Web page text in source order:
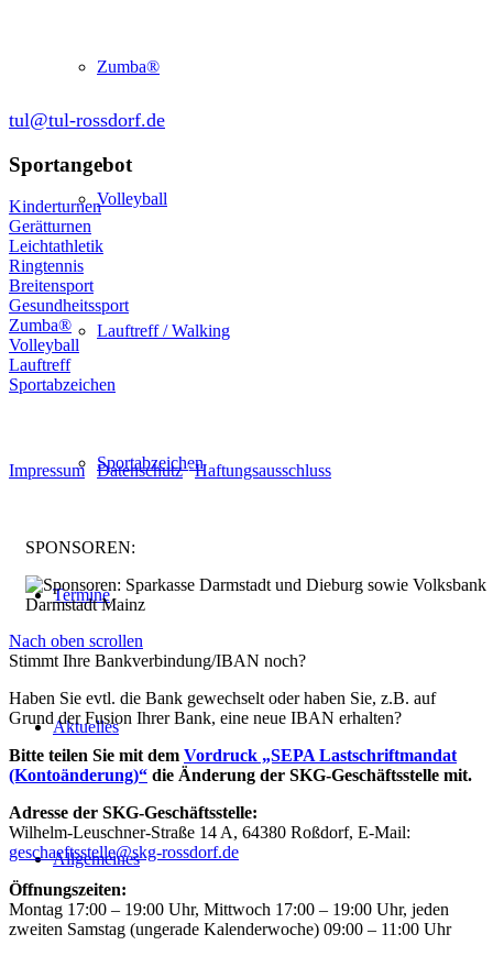
Zumba®
Volleyball
Lauftreff / Walking
Sportabzeichen
Termine
Aktuelles
Allgemeines
tul@tul-rossdorf.de
Sportangebot
Kinderturnen
Gerätturnen
Leichtathletik
Ringtennis
Breitensport
Gesundheitssport
Zumba®
Volleyball
Lauftreff
Sportabzeichen
Impressum| Datenschutz|Haftungsausschluss
SPONSOREN:
Nach oben scrollen
Stimmt Ihre Bankverbindung/IBAN noch?
Haben Sie evtl. die Bank gewechselt oder haben Sie, z.B. auf
Grund der Fusion Ihrer Bank, eine neue IBAN erhalten?
Bitte teilen Sie mit dem Vordruck „SEPA Lastschriftmandat
(Kontoänderung)“ die Änderung der SKG-Geschäftsstelle mit.
Adresse der SKG-Geschäftsstelle:
Wilhelm-Leuschner-Straße 14 A, 64380 Roßdorf, E-Mail:
geschaeftsstelle@skg-rossdorf.de
Öffnungszeiten:
Montag 17:00 – 19:00 Uhr, Mittwoch 17:00 – 19:00 Uhr, jeden
zweiten Samstag (ungerade Kalenderwoche) 09:00 – 11:00 Uhr